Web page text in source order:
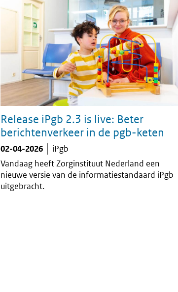
Release iPgb 2.3 is live: Beter
berichtenverkeer in de pgb-keten
02-04-2026
iPgb
Vandaag heeft Zorginstituut Nederland een
nieuwe versie van de informatiestandaard iPgb
uitgebracht.